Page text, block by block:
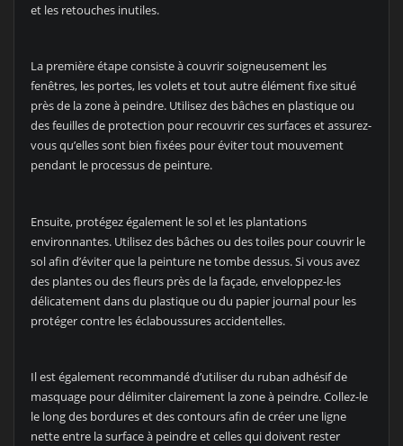
et les retouches inutiles.
La première étape consiste à couvrir soigneusement les
fenêtres, les portes, les volets et tout autre élément fixe situé
près de la zone à peindre. Utilisez des bâches en plastique ou
des feuilles de protection pour recouvrir ces surfaces et assurez-
vous qu’elles sont bien fixées pour éviter tout mouvement
pendant le processus de peinture.
Ensuite, protégez également le sol et les plantations
environnantes. Utilisez des bâches ou des toiles pour couvrir le
sol afin d’éviter que la peinture ne tombe dessus. Si vous avez
des plantes ou des fleurs près de la façade, enveloppez-les
délicatement dans du plastique ou du papier journal pour les
protéger contre les éclaboussures accidentelles.
Il est également recommandé d’utiliser du ruban adhésif de
masquage pour délimiter clairement la zone à peindre. Collez-le
le long des bordures et des contours afin de créer une ligne
nette entre la surface à peindre et celles qui doivent rester